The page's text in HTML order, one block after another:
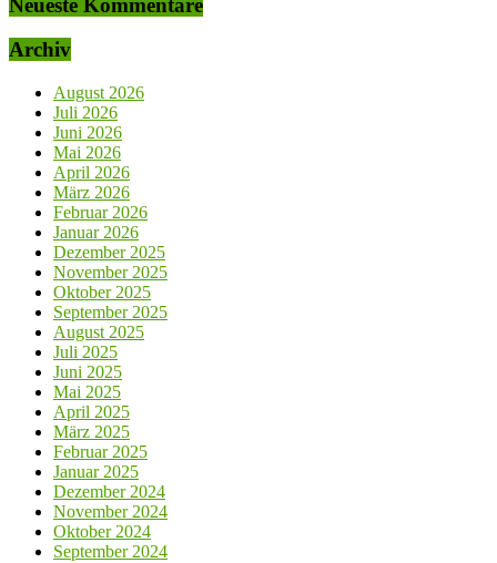
Archiv
August 2026
Juli 2026
Juni 2026
Mai 2026
April 2026
März 2026
Februar 2026
Januar 2026
Dezember 2025
November 2025
Oktober 2025
September 2025
August 2025
Juli 2025
Juni 2025
Mai 2025
April 2025
März 2025
Februar 2025
Januar 2025
Dezember 2024
November 2024
Oktober 2024
September 2024